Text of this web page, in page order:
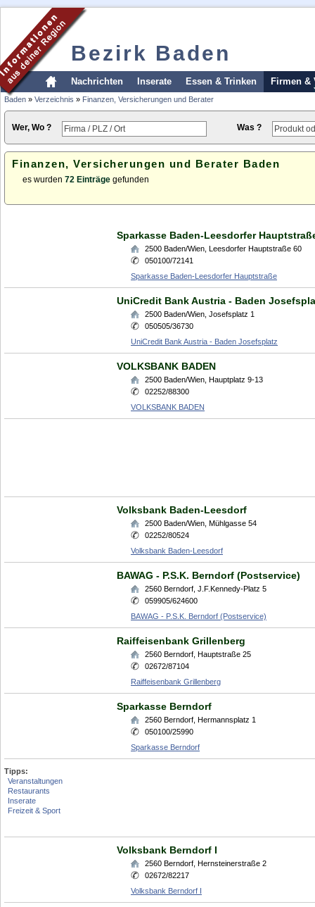
Bezirk Baden
Nachrichten Inserate Essen & Trinken Firmen &
Baden » Verzeichnis » Finanzen, Versicherungen und Berater
Wer, Wo ? Was ?
Finanzen, Versicherungen und Berater Baden
es wurden 72 Einträge gefunden
Sparkasse Baden-Leesdorfer
2500 Baden/Wien Leesdorfer Hauptstraße 60
050100/72141
Sparkasse Baden-Leesdorfer Hauptstraße
UniCredit Bank Austria - Baden
2500 Baden/Wien Josefsplatz 1
050505/36730
UniCredit Bank Austria - Baden Josefsplatz
VOLKSBANK BADEN
2500 Baden/Wien Hauptplatz 9-13
02252/88300
VOLKSBANK BADEN
Volksbank Baden-Leesdorf
2500 Baden/Wien Mühlgasse 54
02252/80524
Volksbank Baden-Leesdorf
BAWAG - P.S.K. Berndorf (Postservice)
2560 Berndorf J.F.Kennedy-Platz 5
059905/624600
BAWAG - P.S.K. Berndorf (Postservice)
Raiffeisenbank Grillenberg
2560 Berndorf Hauptstraße 25
02672/87104
Raiffeisenbank Grillenberg
Sparkasse Berndorf
2560 Berndorf Hermannsplatz 1
050100/25990
Sparkasse Berndorf
Tipps:
Veranstaltungen
Restaurants
Inserate
Freizeit & Sport
Volksbank Berndorf I
2560 Berndorf Hernsteinerstraße 2
02672/82217
Volksbank Berndorf I